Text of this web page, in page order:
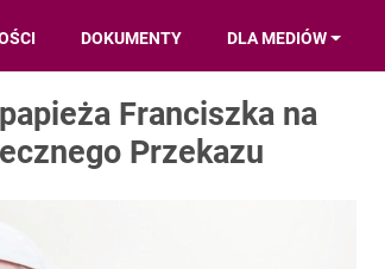
DOKUMENTY DLA MEDIÓW
Franciszka na
Przekazu